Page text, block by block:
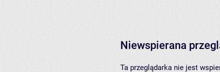
Niewspierana
Ta przeglądarka nie jest